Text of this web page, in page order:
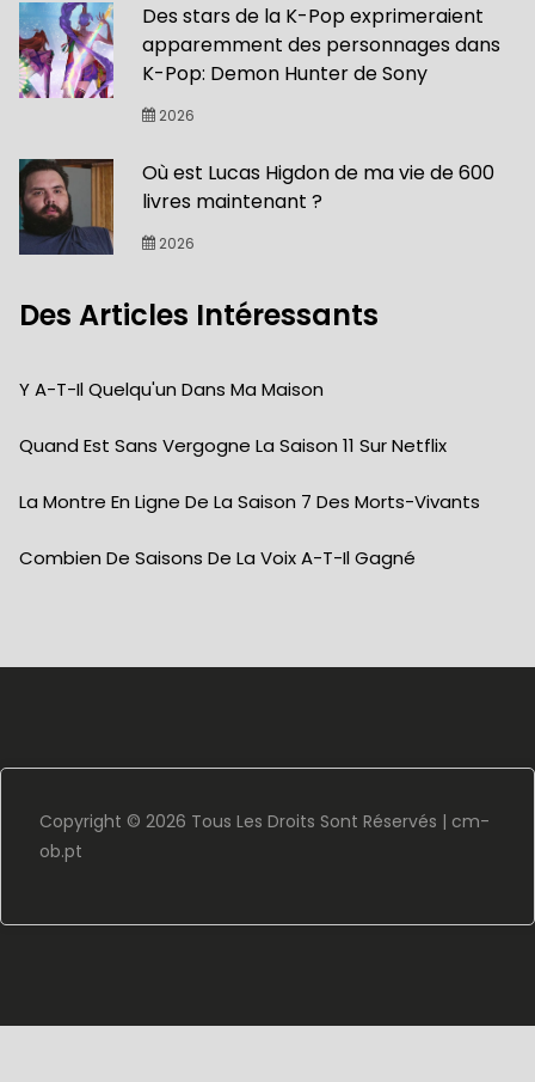
Des stars de la K-Pop exprimeraient
apparemment des personnages dans
K-Pop: Demon Hunter de Sony
2026
Où est Lucas Higdon de ma vie de 600
livres maintenant ?
2026
Des Articles Intéressants
Y A-T-Il Quelqu'un Dans Ma Maison
Quand Est Sans Vergogne La Saison 11 Sur Netflix
La Montre En Ligne De La Saison 7 Des Morts-Vivants
Combien De Saisons De La Voix A-T-Il Gagné
Copyright © 2026 Tous Les Droits Sont Réservés | cm-
ob.pt